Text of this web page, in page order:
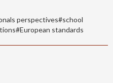
perspectives#school
standards